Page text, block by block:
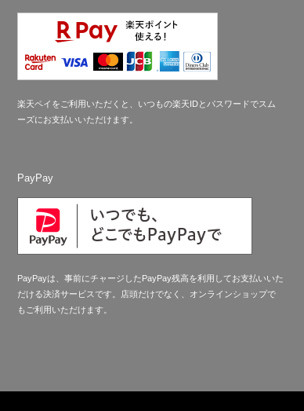
楽天ペイをご利用いただくと、いつもの楽天IDとパスワードでスム
ーズにお支払いいただけます。
PayPay
PayPayは、事前にチャージしたPayPay残高を利用してお支払いいた
だける決済サービスです。店頭だけでなく、オンラインショップで
もご利用いただけます。